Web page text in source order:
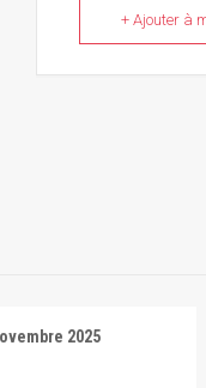
+ Ajouter à
2025